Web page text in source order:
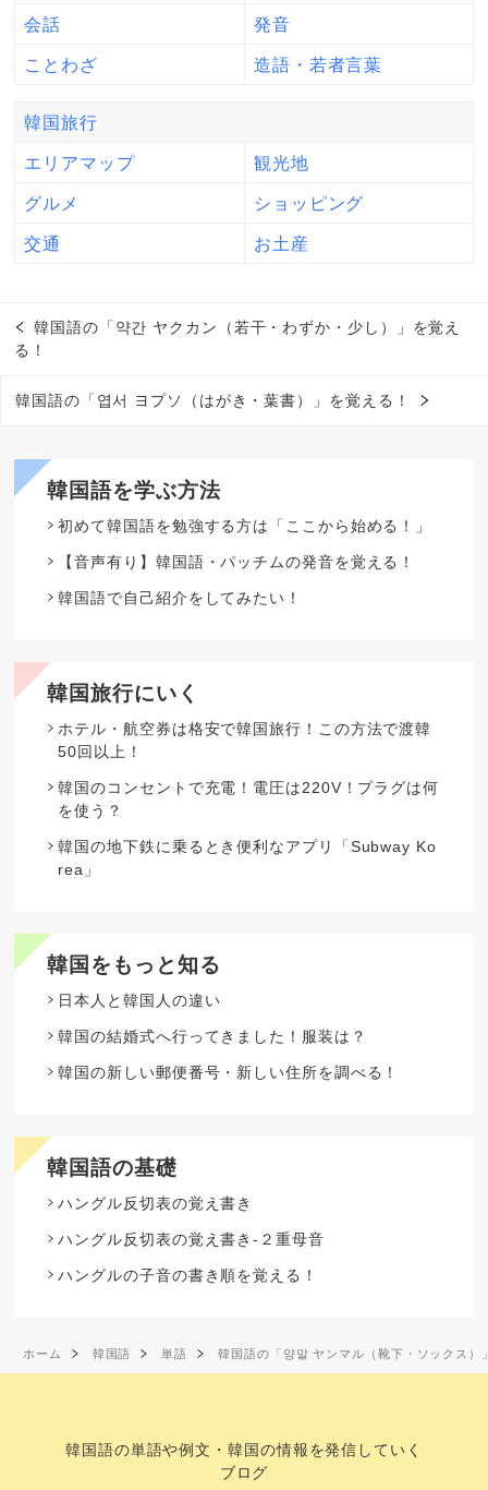
会話 発音
ことわざ 造語・若者言葉
韓国旅行
エリアマップ 観光地
グルメ ショッピング
交通 お土産
韓国語の「약간 ヤクカン（若干・わずか・少し）」を覚え
る！
韓国語の「엽서 ヨプソ（はがき・葉書）」を覚える！
韓国語を学ぶ方法
初めて韓国語を勉強する方は「ここから始める！」
【音声有り】韓国語・パッチムの発音を覚える！
韓国語で自己紹介をしてみたい！
韓国旅行にいく
ホテル・航空券は格安で韓国旅行！この方法で渡韓
50回以上！
韓国のコンセントで充電！電圧は220V！プラグは何
を使う？
韓国の地下鉄に乗るとき便利なアプリ「Subway Ko
rea」
韓国をもっと知る
日本人と韓国人の違い
韓国の結婚式へ行ってきました！服装は？
韓国の新しい郵便番号・新しい住所を調べる！
韓国語の基礎
ハングル反切表の覚え書き
ハングル反切表の覚え書き-２重母音
ハングルの子音の書き順を覚える！
ホーム 韓国語 単語 韓国語の「양말 ヤンマル（靴下・ソックス）
韓国語の単語や例文・韓国の情報を発信していく
ブログ